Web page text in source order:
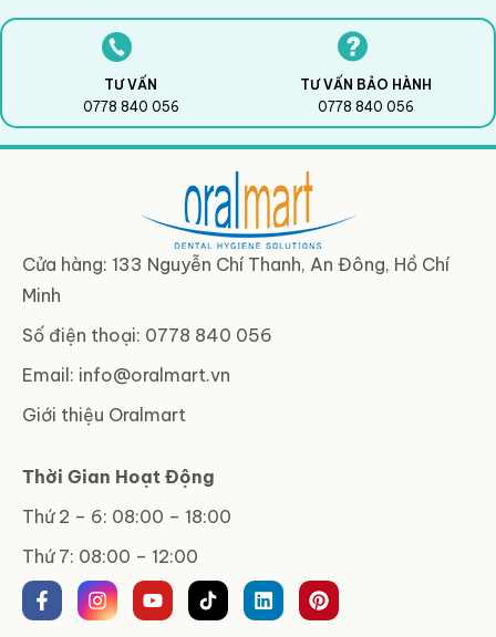
TƯ VẤN
0778 840 056
TƯ VẤN BẢO HÀNH
0778 840 056
Cửa hàng: 133 Nguyễn Chí Thanh, An Đông, Hồ Chí
Minh
Số điện thoại: 0778 840 056
Email: info@oralmart.vn
Giới thiệu Oralmart
Thời Gian Hoạt Động
Thứ 2 – 6: 08:00 – 18:00
Thứ 7: 08:00 – 12:00